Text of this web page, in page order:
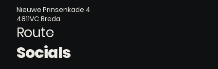
Nieuwe Prinsenkade 4
4811VC Breda
Route
Socials